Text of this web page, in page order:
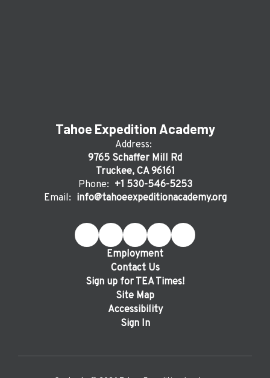
Tahoe Expedition Academy
Address:
9765 Schaffer Mill Rd
Truckee, CA 96161
Phone: +1 530-546-5253
Email: info@tahoeexpeditionacademy.org
Employment
Contact Us
Sign up for TEA Times!
Site Map
Accessibility
Sign In